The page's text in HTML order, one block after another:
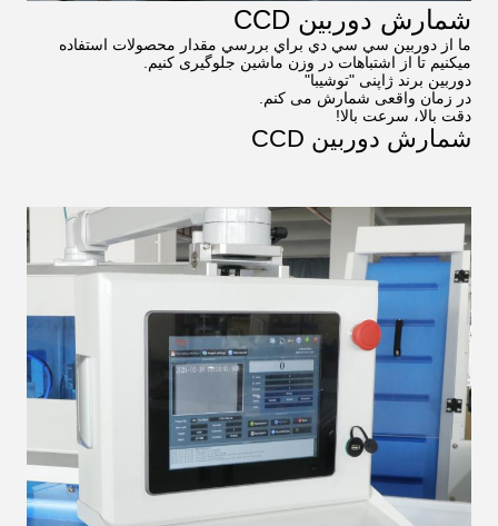
شمارش دوربین CCD
ما از دوربين سي سي دي براي بررسي مقدار محصولات استفاده
ميکنيم تا از اشتباهات در وزن ماشين جلوگیری کنيم.
دوربین برند ژاپنی "توشیبا"
در زمان واقعی شمارش می کنم.
دقت بالا، سرعت بالا!
شمارش دوربین CCD